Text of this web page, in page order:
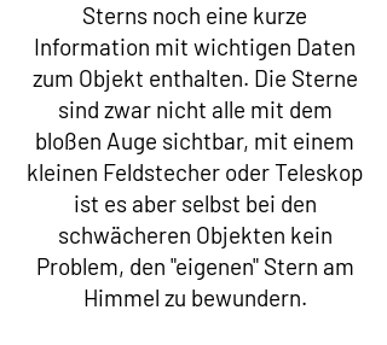
Sterns noch eine kurze
Information mit wichtigen Daten
zum Objekt enthalten. Die Sterne
sind zwar nicht alle mit dem
bloßen Auge sichtbar, mit einem
kleinen Feldstecher oder Teleskop
ist es aber selbst bei den
schwächeren Objekten kein
Problem, den "eigenen" Stern am
Himmel zu bewundern.